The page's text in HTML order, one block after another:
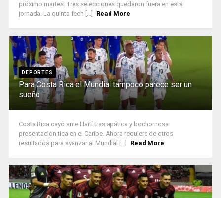
próximo martes. Tres selecciones quedaron fuera en esta
jornada. La quinta fech [...]
Read More
DEPORTES
Para Costa Rica el Mundial tampoco parece ser un
sueño
Costa Rica cayó ante Haití tras apática y bochornosa
presentación tica en el Caribe. Ahora requiere de otros
resultados para avanzar al Mundial [...]
Read More